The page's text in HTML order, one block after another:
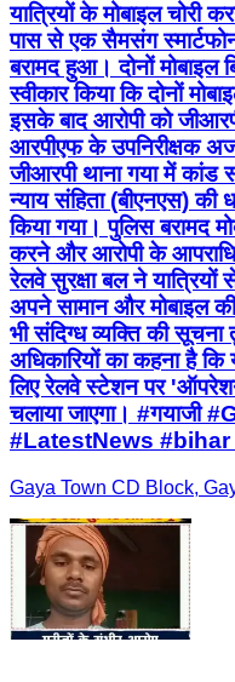
यात्रियों के मोबाइल चोरी
पास से एक सैमसंग
बरामद हुआ। दोनों
स्वीकार किया कि दोनों
इसके बाद आरोपी को
आरपीएफ के उपनिरीक्षक
जीआरपी थाना गया में कांड
न्याय संहिता (बीएनएस)
किया गया। पुलिस बरामद
करने और आरोपी के
रेलवे सुरक्षा बल ने यात्रियों
अपने सामान और मोबाइल
भी संदिग्ध व्यक्ति की
अधिकारियों का कहना है कि
लिए रेलवे स्टेशन पर
चलाया जाएगा।
#LatestNews
Gaya Town CD Block,